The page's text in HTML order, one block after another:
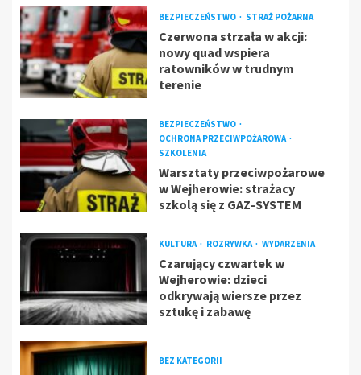
BEZPIECZEŃSTWO STRAŻ POŻARNA
Czerwona strzała w akcji:
nowy quad wspiera
ratowników w trudnym
terenie
BEZPIECZEŃSTWO
OCHRONA PRZECIWPOŻAROWA
SZKOLENIA
Warsztaty przeciwpożarowe
w Wejherowie: strażacy
szkolą się z GAZ-SYSTEM
KULTURA ROZRYWKA WYDARZENIA
Czarujący czwartek w
Wejherowie: dzieci
odkrywają wiersze przez
sztukę i zabawę
BEZ KATEGORII